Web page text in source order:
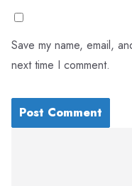
Save my name, email,
next time I comment.